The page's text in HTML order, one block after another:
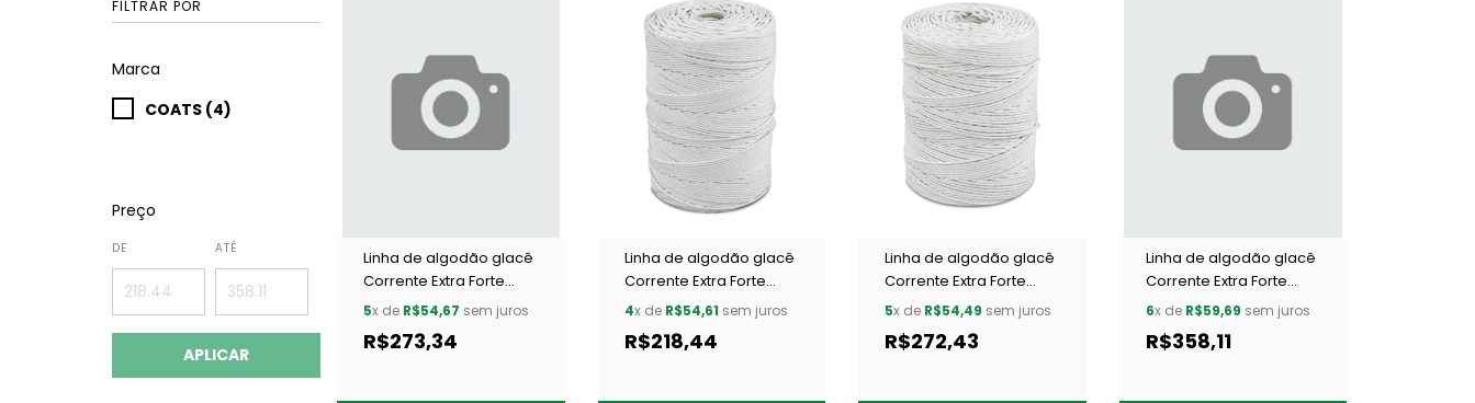
FILTRAR POR
Marca
COATS (4)
Preço
DE ATÉ
APLICAR
Linha de algodão glacê
Corrente Extra Forte
Urso 1 c/ 12 un
5x de R$54,67 sem juros
R$273,34
Linha de algodão glacê
Corrente Extra Forte
Urso 00 c/ 6 un
4x de R$54,61 sem juros
R$218,44
Linha de algodão glacê
Corrente Extra Forte
Urso 000 c/ 6 un
5x de R$54,49 sem juros
R$272,43
Linha de algodão glacê
Corrente Extra Forte
Urso 0 c/ 12 un
6x de R$59,69 sem juros
R$358,11